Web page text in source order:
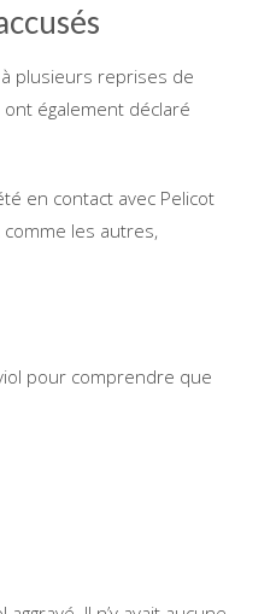
plusieurs reprises de
également déclaré
en contact avec Pelicot
comme les autres,
pour comprendre que